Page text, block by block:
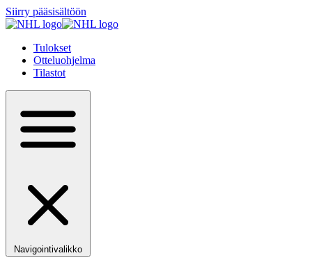
Siirry pääsisältöön
Tulokset
Otteluohjelma
Tilastot
Navigointivalikko